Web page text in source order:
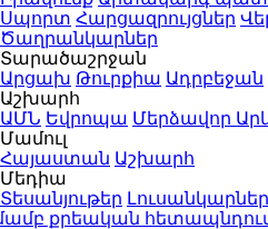
Սպորտ Հարցազրույցներ
Ծաղրանկարներ
Տարածաշրջան
Արցախ Թուրքիա Ադրբեջան
Աշխարհ
ԱՄՆ Եվրոպա Մերձավոր
Մամուլ
Հայաստան Աշխարհ
Մեդիա
Տեսանյութեր Լուսանկարներ
քրեական հետապնդումը